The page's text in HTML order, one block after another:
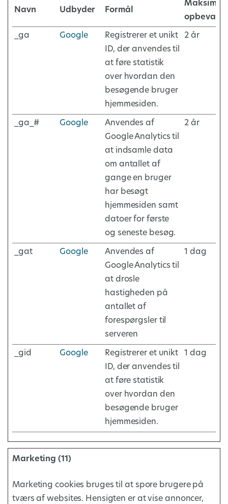
Navn Udbyder Formål
Maksimal
_ga Google
Registrerer et unikt
ID, der anvendes til
at føre statistik
over hvordan den
besøgende bruger
hjemmesiden.
2 år
_ga_# Google
Anvendes af
Google Analytics til
at indsamle data
om antallet af
gange en bruger
har besøgt
hjemmesiden samt
datoer for første
og seneste besøg.
2 år
_gat Google
Anvendes af
Google Analytics til
at drosle
hastigheden på
antallet af
forespørgsler til
serveren
1 dag
_gid Google
Registrerer et unikt
ID, der anvendes til
at føre statistik
over hvordan den
besøgende bruger
hjemmesiden.
1 dag
Marketing (11)
Marketing cookies bruges til at spore brugere på
tværs af websites. Hensigten er at vise annoncer,